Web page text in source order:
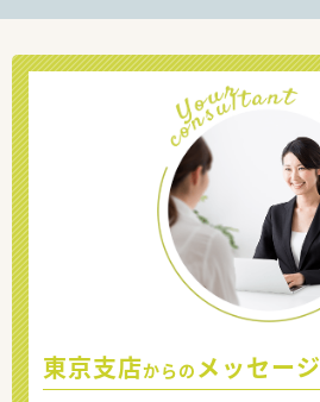
東京支店からの メッセージ